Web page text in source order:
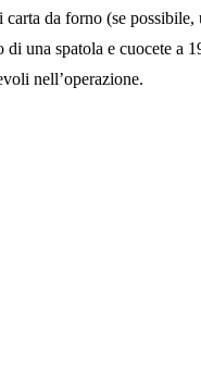
da forno (se
una spatola e cuocete a
nell’operazione.